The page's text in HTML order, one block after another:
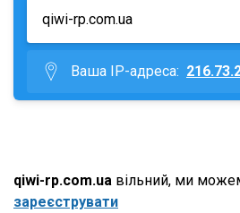
Ваша IP-адреса:
qiwi-rp.com.ua вільний, ми
зареєструвати